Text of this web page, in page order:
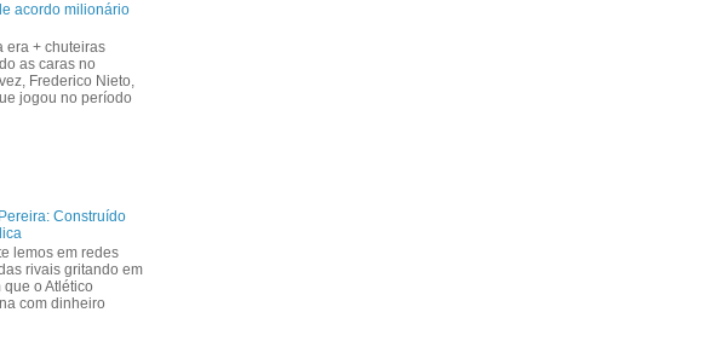
acordo milionário
era + chuteiras
as caras no
Frederico Nieto,
jogou no período
Construído
lemos em redes
rivais gritando em
o Atlético
com dinheiro